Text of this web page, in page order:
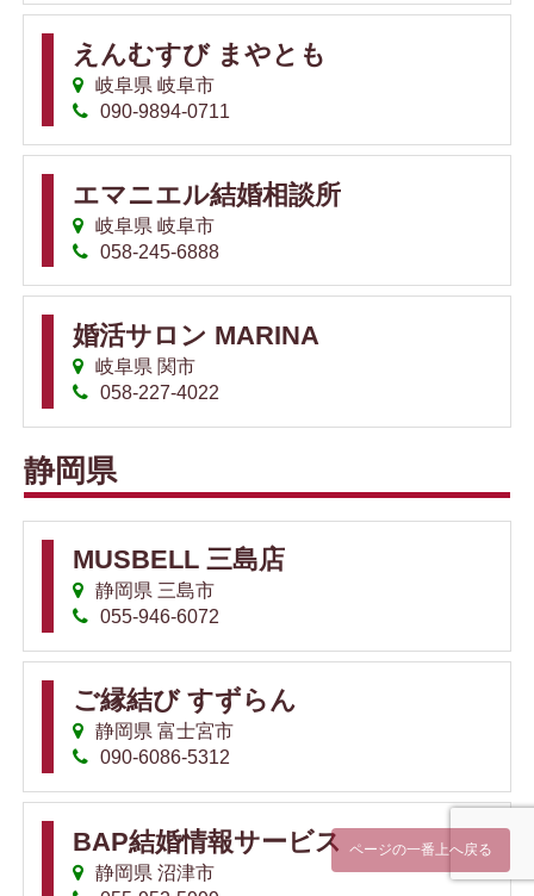
えんむすび まやとも
岐阜県 岐阜市
090-9894-0711
エマニエル結婚相談所
岐阜県 岐阜市
058-245-6888
婚活サロン MARINA
岐阜県 関市
058-227-4022
静岡県
MUSBELL 三島店
静岡県 三島市
055-946-6072
ご縁結び すずらん
静岡県 富士宮市
090-6086-5312
BAP結婚情報サービス
静岡県 沼津市
ページの一番上へ戻る